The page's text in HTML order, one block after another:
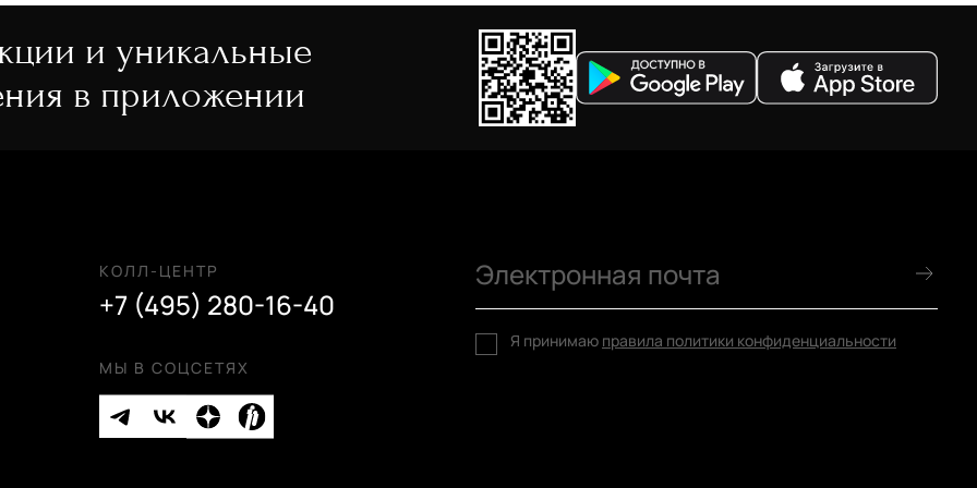
и уникальные
в приложении
КОЛЛ-ЦЕНТР
+7 (495) 280-16-40
МЫ В СОЦСЕТЯХ
Я принимаю правила политики конфиденциальности